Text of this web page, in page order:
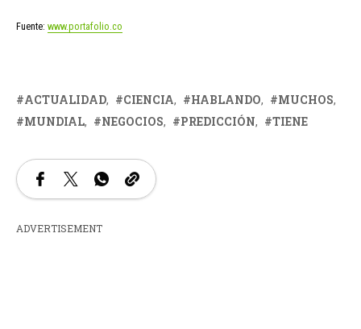
Fuente: www.portafolio.co
ACTUALIDAD CIENCIA HABLANDO
MUCHOS
MUNDIAL
NEGOCIOS PREDICCIÓN TIENE
ADVERTISEMENT